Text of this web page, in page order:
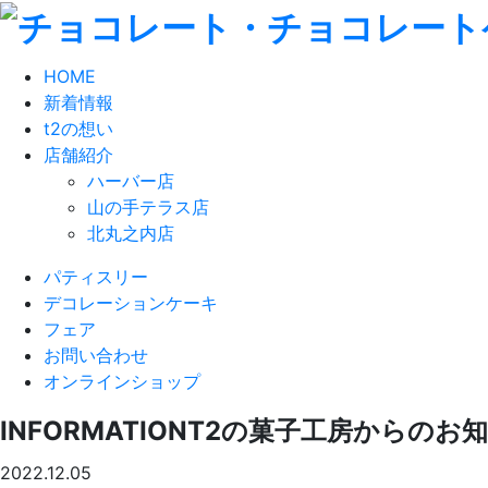
HOME
新着情報
t2の想い
店舗紹介
ハーバー店
山の手テラス店
北丸之内店
パティスリー
デコレーションケーキ
フェア
お問い合わせ
オンラインショップ
INFORMATIONT2の菓子工房からのお
2022.12.05